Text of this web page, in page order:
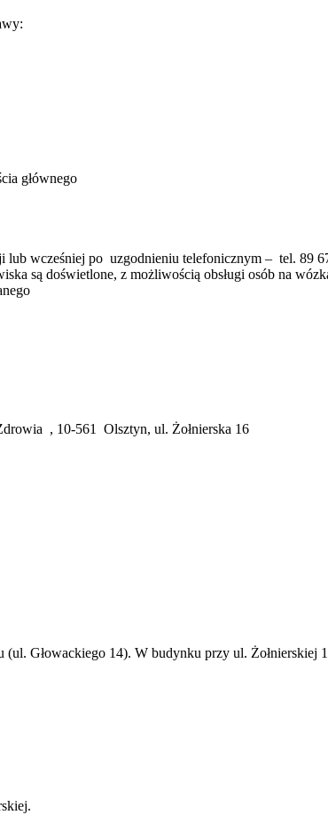
głównego
lub wcześniej po uzgodnieniu telefonicznym – tel. 89
są doświetlone, z możliwością obsługi osób na
, 10-561 Olsztyn, ul. Żołnierska 16
Głowackiego 14). W budynku przy ul. Żołnierskiej